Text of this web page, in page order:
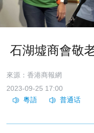
石湖墟商會敬
來源：香港商報網
2023-09-25 17:00